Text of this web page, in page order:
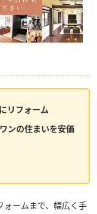
リフォーム
ンの住まいを安価
ォームまで、幅広く手